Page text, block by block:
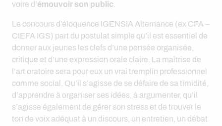
voire d’émouvoir son public
Le concours d’éloquence IGENSIA Alternance (ex CFA –
CIEFA IGS) part du postulat simple qu’il est essentiel de
donner aux jeunes les clefs d’une pensée organisée,
critique et d’une expression orale claire. La maîtrise de
l’art oratoire sera pour eux un vrai tremplin professionnel
comme social. Qu’il s’agisse de se défaire de sa timidité,
d’apprendre à organiser ses idées, à argumenter, qu’il
s’agisse également de gérer son stress et de trouver le
ton de voix adéquat à un discours, un entretien, un débat